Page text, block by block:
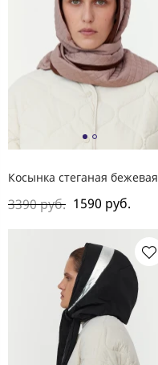
Косынка стеганая бежевая
3390 руб. 1590 руб.